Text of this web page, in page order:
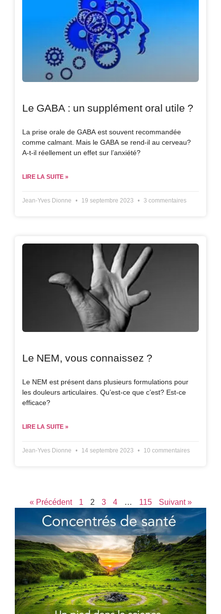
Le GABA : un supplément oral utile ?
La prise orale de GABA est souvent recommandée
comme calmant. Mais le GABA se rend-il au cerveau?
A-t-il réellement un effet sur l’anxiété?
LIRE LA SUITE »
Jean-Yves Dionne 19 septembre 2023 3 commentaires
Le NEM, vous connaissez ?
Le NEM est présent dans plusieurs formulations pour
les douleurs articulaires. Qu’est-ce que c’est? Est-ce
efficace?
LIRE LA SUITE »
Jean-Yves Dionne 14 septembre 2023 10 commentaires
« Précédent 1 2 3 4 … 115 Suivant »